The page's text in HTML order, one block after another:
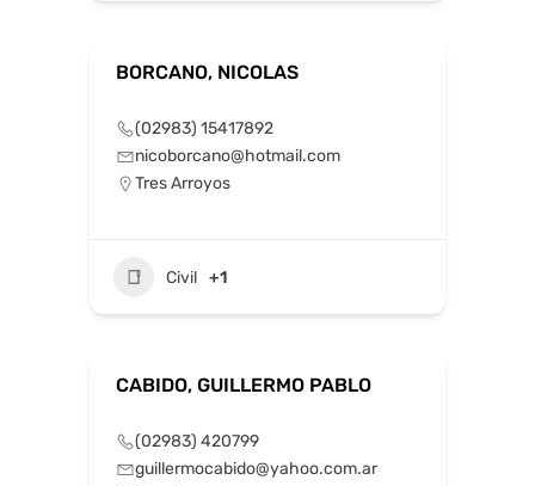
BORCANO, NICOLAS
(02983) 15417892
nicoborcano@hotmail.com
Tres Arroyos
Civil +1
CABIDO, GUILLERMO PABLO
(02983) 420799
guillermocabido@yahoo.com.ar